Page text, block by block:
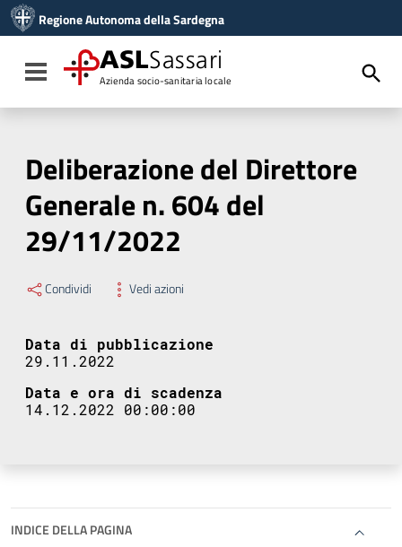
Vai al menu di navigazione
Vai al footer
Regione Autonoma della Sardegna
Toggle navigation
ASLSassari
Azienda socio-sanitaria locale
Deliberazione del Direttore
Generale n. 604 del
29/11/2022
Condividi Vedi azioni
Data di pubblicazione
29.11.2022
Data e ora di scadenza
14.12.2022 00:00:00
INDICE DELLA PAGINA